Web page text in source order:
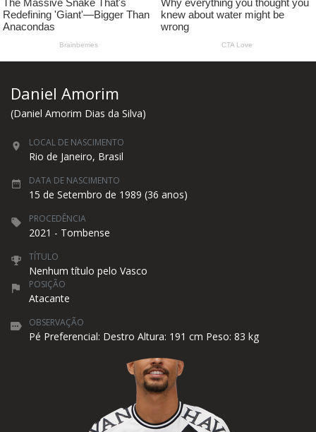
Daniel Amorim
(Daniel Amorim Dias da Silva)
LOCAL DE NASCIMENTO
Rio de Janeiro, Brasil
DATA DE NASCIMENTO
15 de Setembro de 1989 (36 anos)
PROCEDÊNCIA
2021 - Tombense
TÍTULO
Nenhum título pelo Vasco
POSIÇÃO
Atacante
OBSERVAÇÃO
Pé Preferencial: Destro Altura: 191 cm Peso: 83 kg